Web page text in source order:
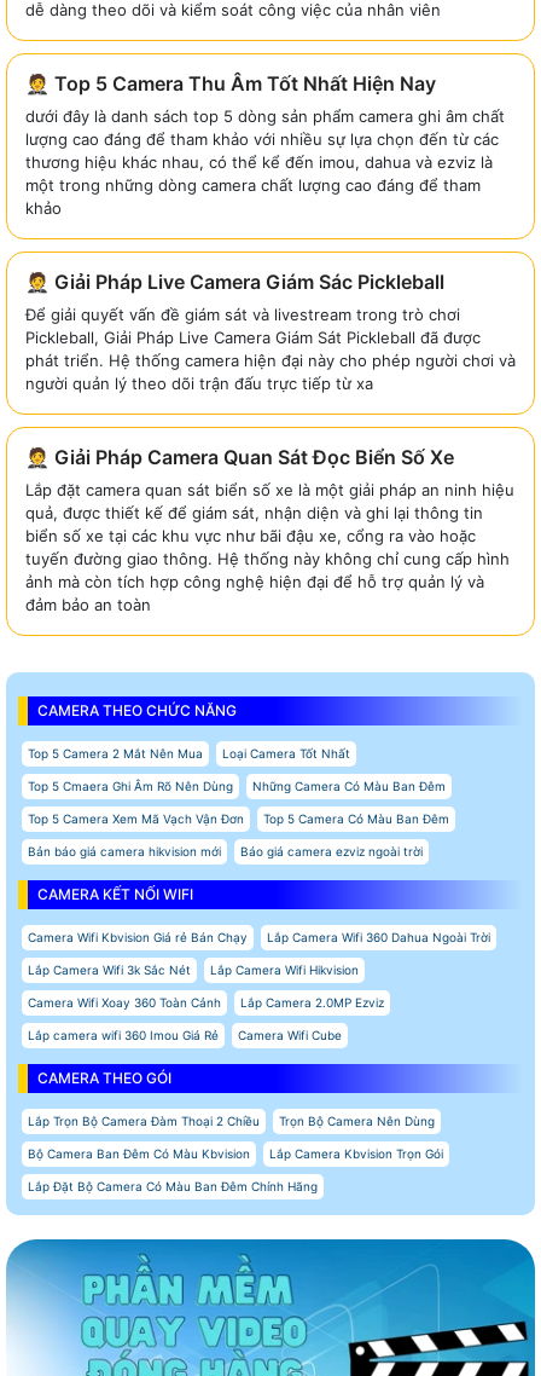
dễ dàng theo dõi và kiểm soát công việc của nhân viên
🤵 Top 5 Camera Thu Âm Tốt Nhất Hiện Nay
dưới đây là danh sách top 5 dòng sản phẩm camera ghi âm chất
lượng cao đáng để tham khảo với nhiều sự lựa chọn đến từ các
thương hiệu khác nhau, có thể kể đến imou, dahua và ezviz là
một trong những dòng camera chất lượng cao đáng để tham
khảo
🤵 Giải Pháp Live Camera Giám Sác Pickleball
Để giải quyết vấn đề giám sát và livestream trong trò chơi
Pickleball, Giải Pháp Live Camera Giám Sát Pickleball đã được
phát triển. Hệ thống camera hiện đại này cho phép người chơi và
người quản lý theo dõi trận đấu trực tiếp từ xa
🤵 Giải Pháp Camera Quan Sát Đọc Biển Số Xe
Lắp đặt camera quan sát biển số xe là một giải pháp an ninh hiệu
quả, được thiết kế để giám sát, nhận diện và ghi lại thông tin
biển số xe tại các khu vực như bãi đậu xe, cổng ra vào hoặc
tuyến đường giao thông. Hệ thống này không chỉ cung cấp hình
ảnh mà còn tích hợp công nghệ hiện đại để hỗ trợ quản lý và
đảm bảo an toàn
CAMERA THEO CHỨC NĂNG
Top 5 Camera 2 Mắt Nên Mua Loại Camera Tốt Nhất
Top 5 Cmaera Ghi Âm Rõ Nên Dùng Những Camera Có Màu Ban Đêm
Top 5 Camera Xem Mã Vạch Vận Đơn Top 5 Camera Có Màu Ban Đêm
Bản báo giá camera hikvision mới Báo giá camera ezviz ngoài trời
CAMERA KẾT NỐI WIFI
Camera Wifi Kbvision Giá rẻ Bán Chạy Lắp Camera Wifi 360 Dahua Ngoài Trời
Lắp Camera Wifi 3k Sắc Nét Lắp Camera Wifi Hikvision
Camera Wifi Xoay 360 Toàn Cảnh Lắp Camera 2.0MP Ezviz
Lắp camera wifi 360 Imou Giá Rẻ Camera Wifi Cube
CAMERA THEO GÓI
Lắp Trọn Bộ Camera Đàm Thoại 2 Chiều Trọn Bộ Camera Nên Dùng
Bộ Camera Ban Đêm Có Màu Kbvision Lắp Camera Kbvision Trọn Gói
Lắp Đặt Bộ Camera Có Màu Ban Đêm Chính Hãng